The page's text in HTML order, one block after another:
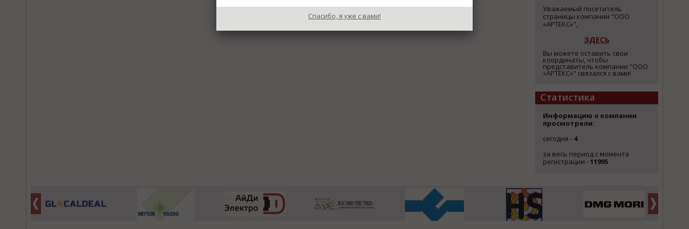
Уважаемый посетитель
страницы компании "ООО
«АРТЕКС»",
ЗДЕСЬ
Вы можете оставить свои
координаты, чтобы
представитель компании "ООО
«АРТЕКС»" связался с вами!
Статистика
Информацию о компании
просмотрели:
сегодня - 4
за весь период с момента
регистрации -11995
Спасибо, я уже с вами!